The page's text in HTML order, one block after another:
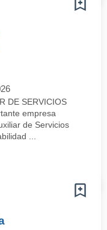
DE SERVICIOS
empresa
de Servicios
...